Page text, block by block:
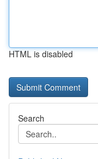
HTML is disabled
Search